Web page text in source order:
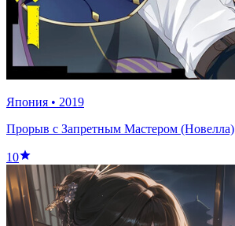
Япония • 2019
Прорыв с Запретным Мастером (Новелла)
10